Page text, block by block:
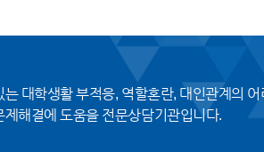
대학생활 부적응, 역할혼란, 대인관계의
해결에 도움을 전문상담기관입니다.